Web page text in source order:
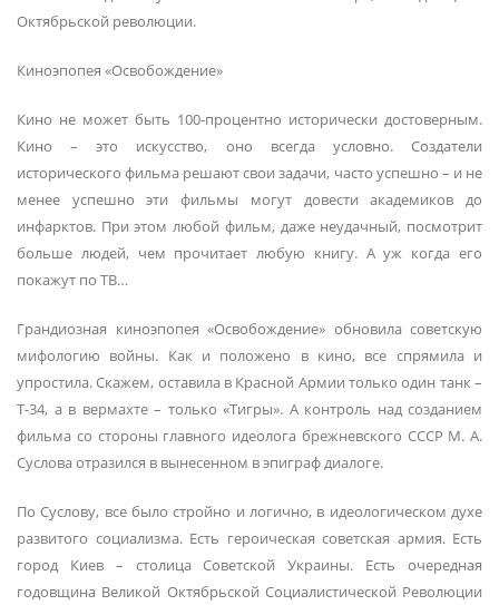
Октябрьской революции.
Киноэпопея «Освобождение»
Кино не может быть 100-процентно исторически достоверным.
Кино – это искусство, оно всегда условно. Создатели
исторического фильма решают свои задачи, часто успешно – и не
менее успешно эти фильмы могут довести академиков до
инфарктов. При этом любой фильм, даже неудачный, посмотрит
больше людей, чем прочитает любую книгу. А уж когда его
покажут по ТВ…
Грандиозная киноэпопея «Освобождение» обновила советскую
мифологию войны. Как и положено в кино, все спрямила и
упростила. Скажем, оставила в Красной Армии только один танк –
Т-34, а в вермахте – только «Тигры». А контроль над созданием
фильма со стороны главного идеолога брежневского СССР М. А.
Суслова отразился в вынесенном в эпиграф диалоге.
По Суслову, все было стройно и логично, в идеологическом духе
развитого социализма. Есть героическая советская армия. Есть
город Киев – столица Советской Украины. Есть очередная
годовщина Великой Октябрьской Социалистической Революции